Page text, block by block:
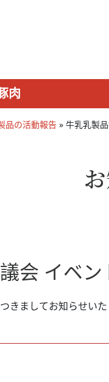
肉
品の活動報告 » 牛乳乳製
会 イベン
きましてお知らせい